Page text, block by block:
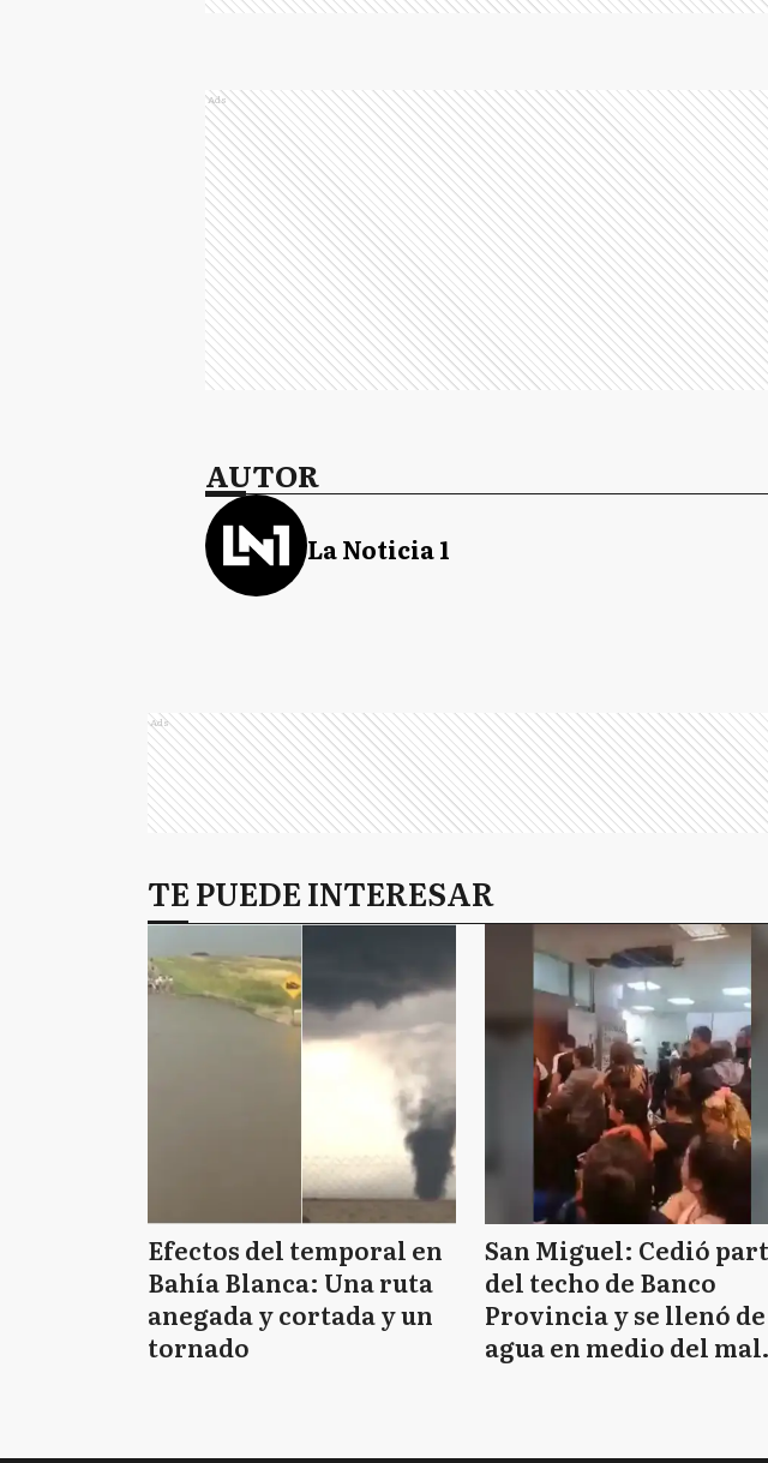
Ads
AUTOR
La Noticia 1
Ads
TE PUEDE INTERESAR
Efectos del temporal en
Bahía Blanca: Una ruta
anegada y cortada y un
tornado
San Miguel: Cedió
del techo de Banco
Provincia y se llenó de
agua en medio del mal